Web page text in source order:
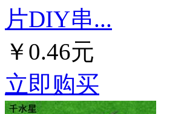
片DIY串...
￥0.46元
立即购买